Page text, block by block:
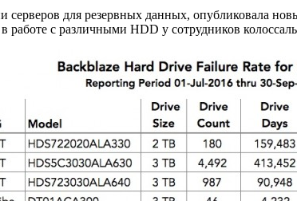
для резервных данных, опубликовала
работе с различными HDD у сотрудников